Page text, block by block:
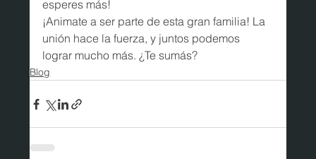
esperes más!
¡Animate a ser parte de esta gran familia! La
unión hace la fuerza, y juntos podemos
lograr mucho más. ¿Te sumás?
Blog